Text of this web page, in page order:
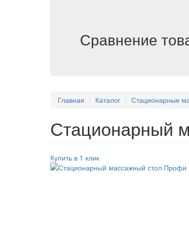
Сравнение
Главная Каталог Стационарные
Стационарный
Купить в 1 клик